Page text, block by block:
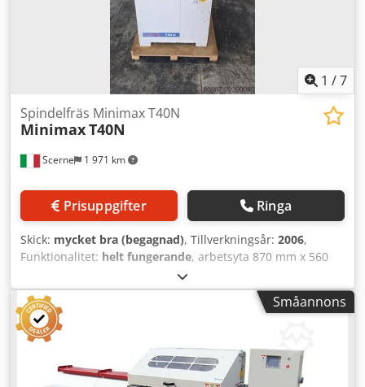
1 /7
Scerne 1 971 km
Spindelfräs Minimax T40N
MinimaxT40N
Prisuppgifter Ringa
Skick: mycket bra (begagnad), Tillverkningsår: 2006,
Funktionalitet: helt fungerande, arbetsyta 870 mm x 560
mm Spindeldiameter 35 mm maximalt verktygsdiameter
180 mm Dkedpfjznllrex Ab Esr spindelns överhäng från
arbetsytan 155 mm matningsmekanism med 3 valsar
trefas
Småannons